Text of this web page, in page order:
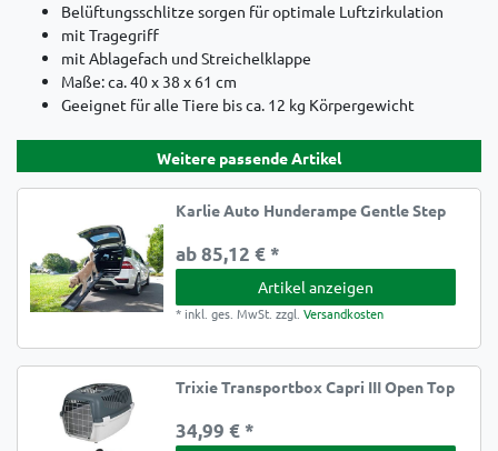
Belüftungsschlitze sorgen für optimale Luftzirkulation
mit Tragegriff
mit Ablagefach und Streichelklappe
Maße: ca. 40 x 38 x 61 cm
Geeignet für alle Tiere bis ca. 12 kg Körpergewicht
Weitere passende Artikel
Karlie Auto Hunderampe Gentle Step
ab 85,12 € *
Artikel anzeigen
* inkl. ges. MwSt. zzgl.Versandkosten
Trixie Transportbox Capri III Open Top
34,99 € *